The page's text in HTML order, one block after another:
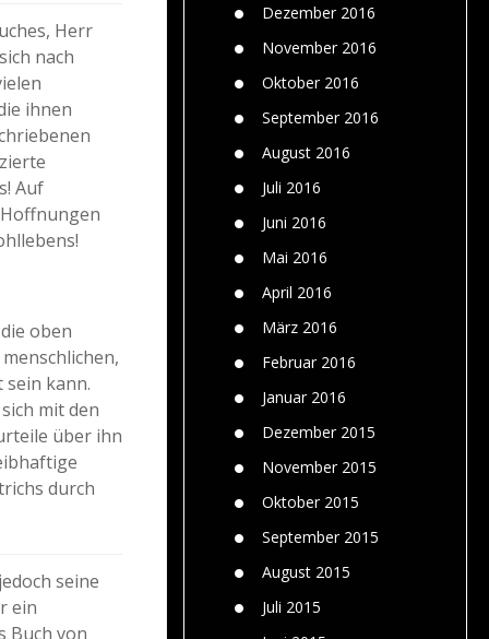
Dezember 2016
November 2016
Oktober 2016
September 2016
August 2016
Juli 2016
Juni 2016
Mai 2016
April 2016
März 2016
Februar 2016
Januar 2016
Dezember 2015
November 2015
Oktober 2015
September 2015
August 2015
Juli 2015
Herr
nach
ihnen
Auf
oben
sein kann.
mit den
über ihn
durch
seine
ein
Buch von